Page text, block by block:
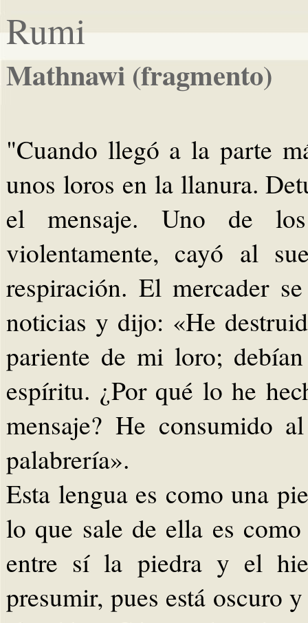
Rumi
Mathnawi (fragmento)
"Cuando llegó a la parte
unos loros en la llanura.
el mensaje. Uno de
violentamente, cayó al
respiración. El mercader
noticias y dijo: «He
pariente de mi loro;
espíritu. ¿Por qué lo he
mensaje? He consumido
palabrería».
Esta lengua es como una
lo que sale de ella es
entre sí la piedra y el
presumir, pues está oscuro